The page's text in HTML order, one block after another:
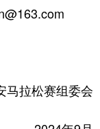
马拉松赛组委会